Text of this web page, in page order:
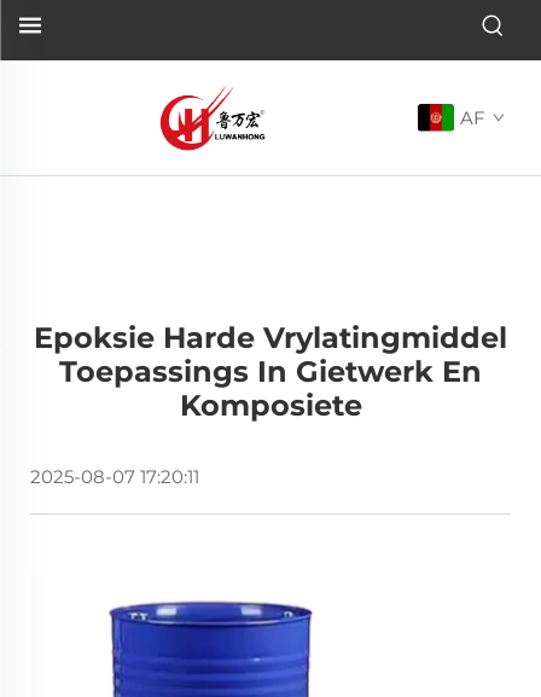
AF
Epoksie Harde Vrylatingmiddel
Toepassings In Gietwerk En
Komposiete
2025-08-07 17:20:11